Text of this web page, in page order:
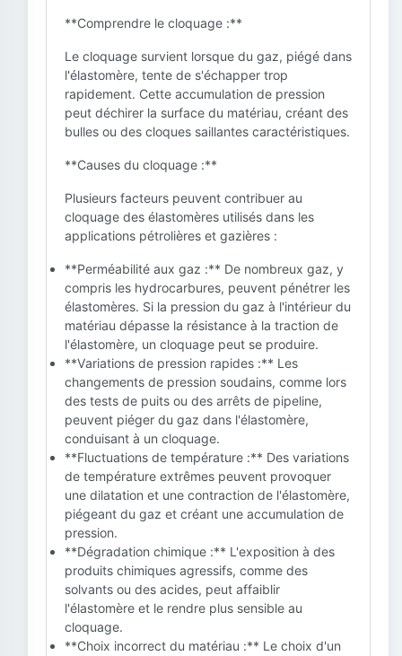
**Comprendre le cloquage :**
Le cloquage survient lorsque du gaz, piégé dans
l'élastomère, tente de s'échapper trop
rapidement. Cette accumulation de pression
peut déchirer la surface du matériau, créant des
bulles ou des cloques saillantes caractéristiques.
**Causes du cloquage :**
Plusieurs facteurs peuvent contribuer au
cloquage des élastomères utilisés dans les
applications pétrolières et gazières :
**Perméabilité aux gaz :** De nombreux gaz, y
compris les hydrocarbures, peuvent pénétrer les
élastomères. Si la pression du gaz à l'intérieur du
matériau dépasse la résistance à la traction de
l'élastomère, un cloquage peut se produire.
**Variations de pression rapides :** Les
changements de pression soudains, comme lors
des tests de puits ou des arrêts de pipeline,
peuvent piéger du gaz dans l'élastomère,
conduisant à un cloquage.
**Fluctuations de température :** Des variations
de température extrêmes peuvent provoquer
une dilatation et une contraction de l'élastomère,
piégeant du gaz et créant une accumulation de
pression.
**Dégradation chimique :** L'exposition à des
produits chimiques agressifs, comme des
solvants ou des acides, peut affaiblir
l'élastomère et le rendre plus sensible au
cloquage.
**Choix incorrect du matériau :** Le choix d'un